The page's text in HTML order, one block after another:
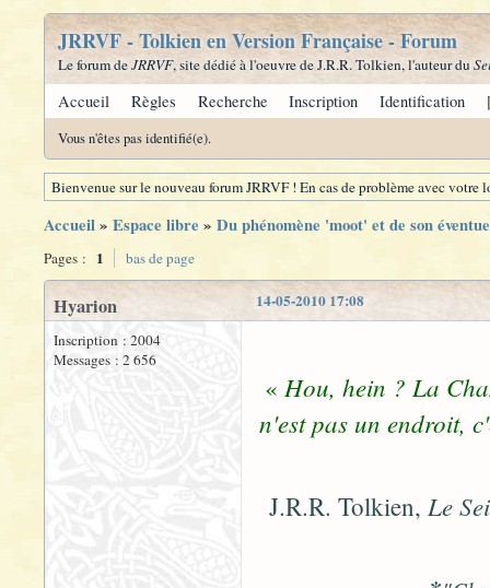
JRRVF - Tolkien en Version Française - Forum
Le forum deJRRVF, site dédié à l'oeuvre de J.R.R. Tolkien, l'auteur du
Accueil Règles Recherche Inscription Identification
Vous n'êtes pas identifié(e).
Bienvenue sur le nouveau forum JRRVF ! En cas de problème avec
Accueil» Espace libre » Du phénomène 'moot' et de son
Pages : 1 bas de page
14-05-2010 17:08
Hyarion
Inscription : 2004
Messages : 2 656
« Hou, hein ? La
n'est pas un endroit,
J.R.R. Tolkien, Le